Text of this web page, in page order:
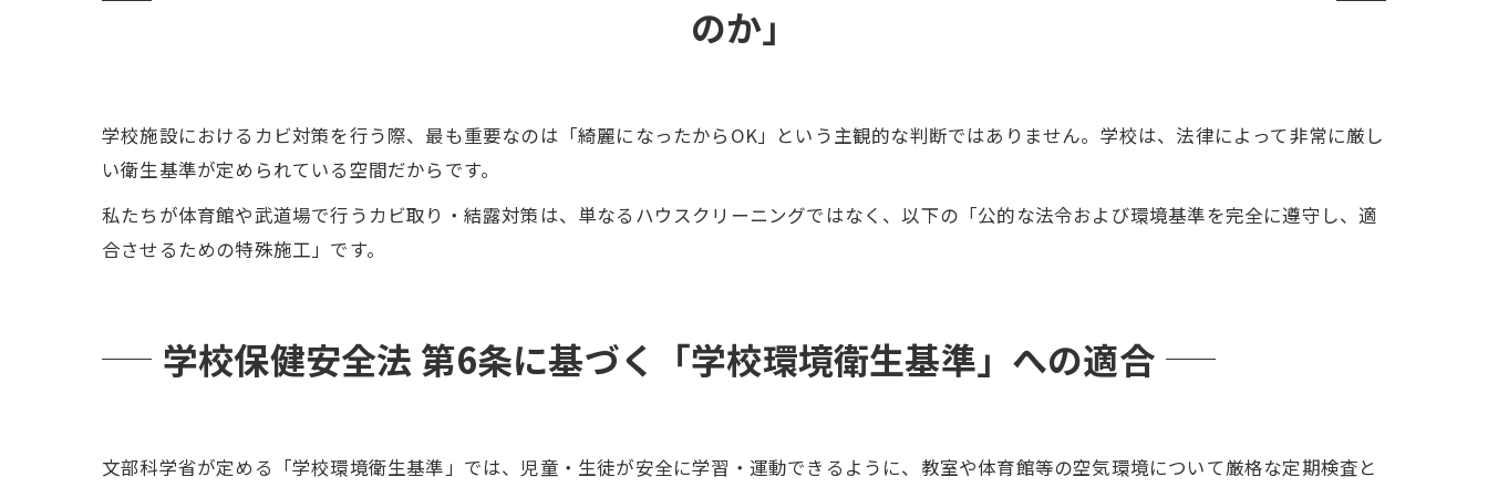
のか」
学校施設におけるカビ対策を行う際、最も重要なのは「綺麗になったからOK」という主観的な判断ではありません。学校は、法律によって非常に厳し
い衛生基準が定められている空間だからです。
私たちが体育館や武道場で行うカビ取り・結露対策は、単なるハウスクリーニングではなく、以下の「公的な法令および環境基準を完全に遵守し、適
合させるための特殊施工」です。
学校保健安全法 第6条に基づく「学校環境衛生基準」への適合
文部科学省が定める「学校環境衛生基準」では、児童・生徒が安全に学習・運動できるように、教室や体育館等の空気環境について厳格な定期検査と